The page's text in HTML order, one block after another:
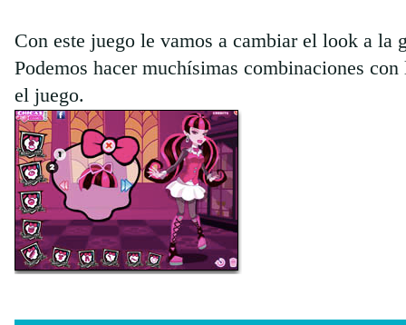
Con este juego le vamos a cambiar el look a la
Podemos hacer muchísimas combinaciones
el juego.